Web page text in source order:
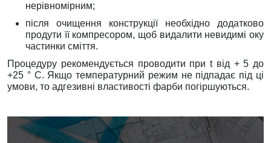
нерівномірним;
після очищення конструкції необхідно додатково
продути її компресором, щоб видалити невидимі оку
частинки сміття.
Процедуру рекомендується проводити при t від + 5 до
+25 ° C. Якщо температурний режим не підпадає під ці
умови, то адгезивні властивості фарби погіршуються.